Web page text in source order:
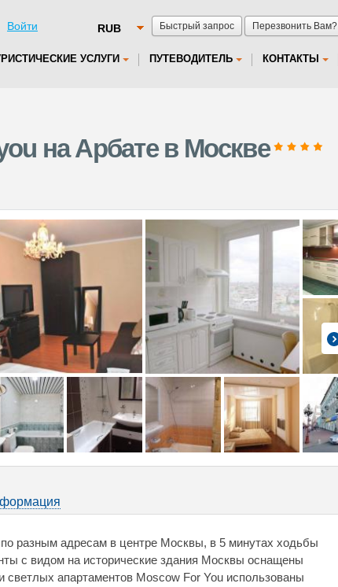
Быстрый запрос Перезвонить Вам?
Войти
УСЛУГИ ПУТЕВОДИТЕЛЬ КОНТАКТЫ
на Арбате в Москве
разным адресам в центре Москвы, в 5 минутах ходьбы
с видом на исторические здания Москвы оснащены
апартаментов Moscow For You использованы